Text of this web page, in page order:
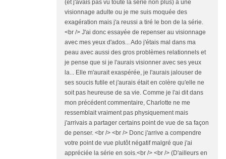
(et j'avais pas vu toute la série non plus) à une
visionnage adulte ou je me suis moquée des
exagération mais j'a reussi a tiré le bon de la série.
<br /> J'ai donc essayée de repenser au visionnage
avec mes yeux d'ados... Ado j'étais mal dans ma
peau avec aussi des gros problèmes relationnels et
je pense que si je l'aurais visionner avec ses yeux
la... Elle m'aurait exaspérée, je l'aurais jalouser de
ses soucis futile et j'aurais était en colère qu'elle ne
soit pas heureuse de sa vie. Comme je l'ai dit dans
mon précédent commentaire, Charlotte ne me
ressemblait vraiment pas physiquement mais
j'arrivais a partager certains point de vue de sa façon
de penser. <br /> <br /> Donc j'arrive a compendre
votre point de vue plutôt négatif malgré que j'ai
appréciée la série en sois.<br /> <br /> (D'ailleurs en